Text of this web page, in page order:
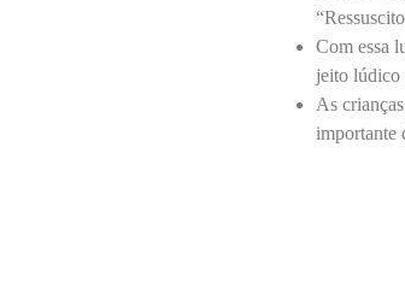
Com essa
jeito lúdico
As
importante